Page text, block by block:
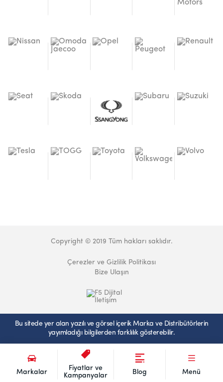
Markalar
Fiyatlar ve
Kampanyalar
Blog Menü
Copyright © 2019 Tüm hakları saklıdır.
Çerezler ve Gizlilik Politikası
Bize Ulaşın
Bu sitede yer alan yazılı ve görsel içerik Marka ve Distribütörlerin
yayımladığı bilgilerden farklılık gösterebilir.